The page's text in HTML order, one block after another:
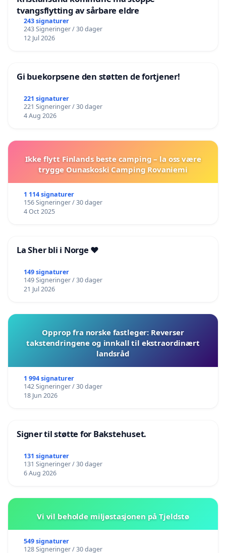
tvangsflytting av sårbare eldre
243 signaturer
243 Signeringer / 30 dager
12 Jul 2026
Gi buekorpsene den støtten de fortjener!
221 signaturer
221 Signeringer / 30 dager
4 Aug 2026
Ikke flytt Finlands beste camping – la oss være
trygge Ounaskoski Camping Rovaniemi
1 114 signaturer
156 Signeringer / 30 dager
4 Oct 2025
La Sher bli i Norge ❤️
149 signaturer
149 Signeringer / 30 dager
21 Jul 2026
Opprop fra norske fastleger: Reverser
takstendringene og innkall til ekstraordinært
landsråd
1 994 signaturer
142 Signeringer / 30 dager
18 Jun 2026
Signer til støtte for Bakstehuset.
131 signaturer
131 Signeringer / 30 dager
6 Aug 2026
Vi vil beholde miljøstasjonen på Tjeldstø
549 signaturer
128 Signeringer / 30 dager